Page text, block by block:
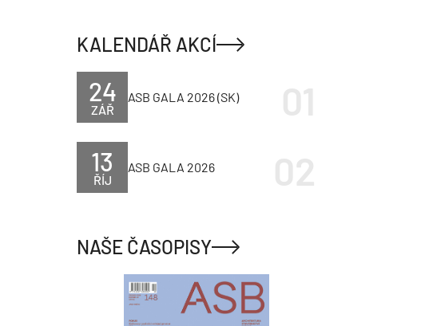
KALENDÁŘ AKCÍ
ZÁŘ
24 ASB GALA 2026 (SK)
ŘÍJ
13 ASB GALA 2026
NAŠE ČASOPISY